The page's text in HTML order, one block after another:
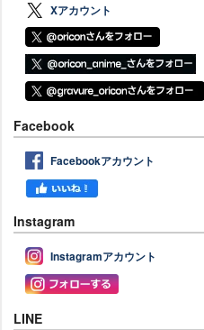
Xアカウント
Facebook
Facebookアカウント
Instagram
Instagramアカウント
LINE